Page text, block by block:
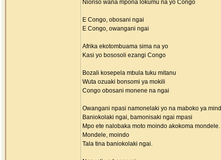
Nionso wana mpona lokumu na yo Congo
E Congo, obosani ngai
E Congo, owangani ngai
Afrika ekotombuama sima na yo
Kasi yo bososoli ezangi Congo
Bozali kosepela mbula tuku mitanu
Wuta ozuaki bonsomi ya mokili
Congo obosani monene na ngai
Owangani npasi namonelaki yo na maboko ya
Baniokolaki ngai, bamonisaki ngai mpasi
Mpo ete nalobaka moto moindo akokoma mondele.
Mondele, moindo
Tala tina baniokolaki ngai.